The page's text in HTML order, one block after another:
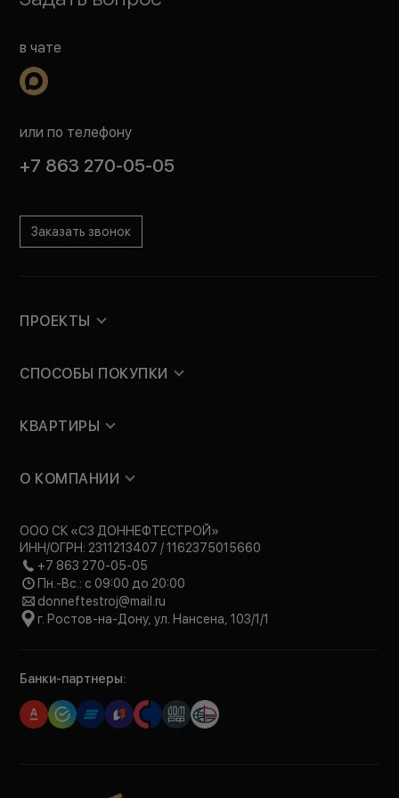
в чате
или по телефону
+7 863 270-05-05
Заказать звонок
ПРОЕКТЫ
СПОСОБЫ ПОКУПКИ
КВАРТИРЫ
О КОМПАНИИ
ООО СК «СЗ ДОННЕФТЕСТРОЙ»
ИНН/ОГРН: 2311213407 / 1162375015660
+7 863 270-05-05
Пн.-Вс.: с 09:00 до 20:00
donneftestroj@mail.ru
г. Ростов-на-Дону, ул. Нансена, 103/1/1
Банки-партнеры: